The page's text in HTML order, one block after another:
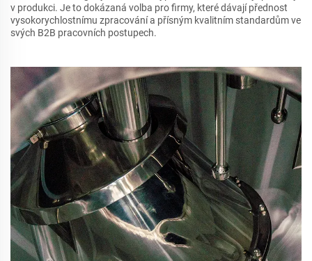
v produkci. Je to dokázaná volba pro firmy, které dávají přednost
vysokorychlostnímu zpracování a přísným kvalitním standardům ve
svých B2B pracovních postupech.